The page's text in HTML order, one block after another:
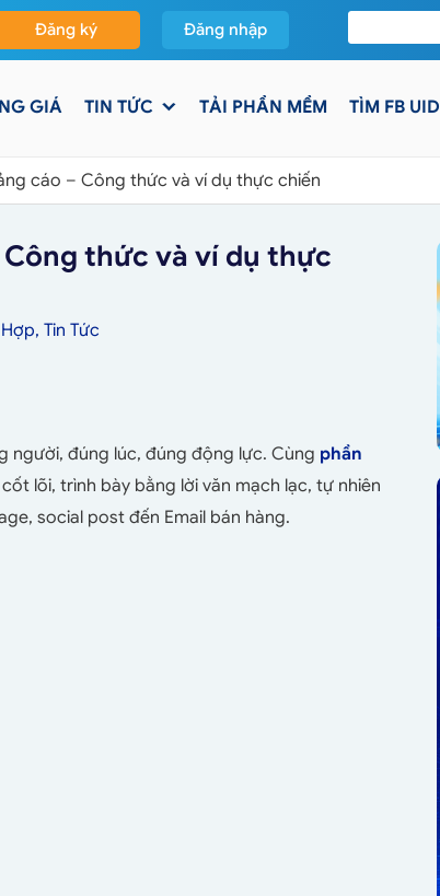
Đăng ký Đăng nhập
GIÁ TIN TỨC TẢI PHẦN MỀM TÌM FB UID
cáo – Công thức và ví dụ thực chiến
thức và ví dụ thực
, Tin Tức
người, đúng lúc, đúng động lực. Cùng phần
cốt lõi, trình bày bằng lời văn mạch lạc, tự nhiên
social post đến Email bán hàng.